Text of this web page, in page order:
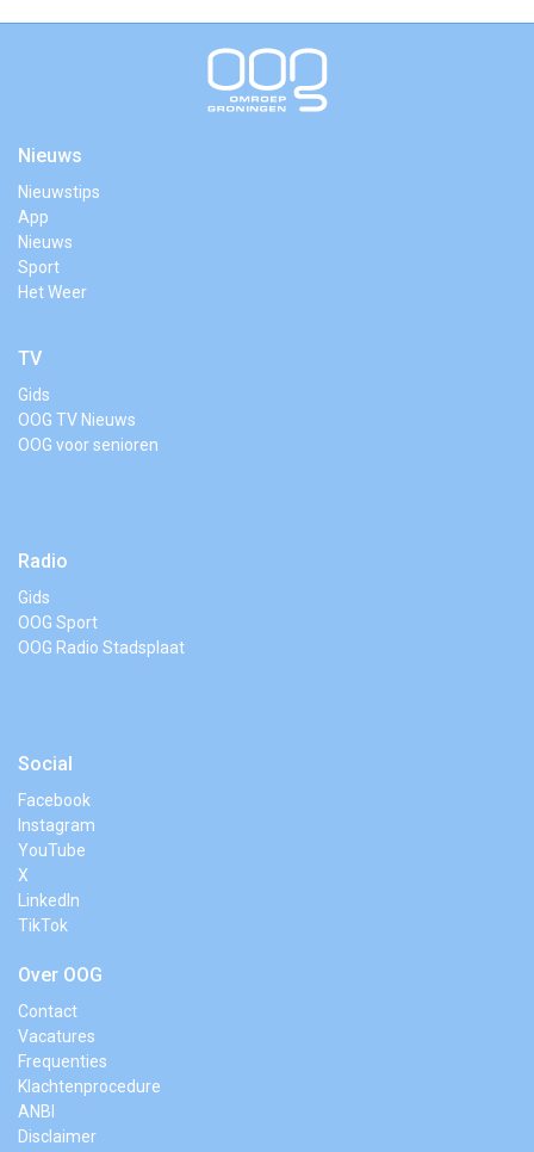
Nieuws
Nieuwstips
App
Nieuws
Sport
Het Weer
TV
Gids
OOG TV Nieuws
OOG voor senioren
Radio
Gids
OOG Sport
OOG Radio Stadsplaat
Social
Facebook
Instagram
YouTube
X
LinkedIn
TikTok
Over OOG
Contact
Vacatures
Frequenties
Klachtenprocedure
ANBI
Disclaimer